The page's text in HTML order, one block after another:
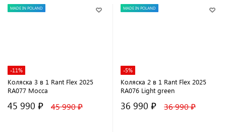
MADE IN POLAND
-11%
Коляска 3 в 1 Rant Flex 2025
RA077 Mocca
45 990 ₽ 45 990 ₽
MADE IN POLAND
-5%
Коляска 2 в 1 Rant Flex 2025
RA076 Light green
36 990 ₽ 36 990 ₽